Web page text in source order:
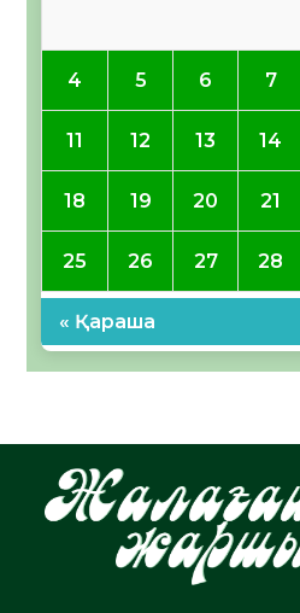
4 5 6 7
11 12 13 14
18 19 20 21
25 26 27 28
« Қараша